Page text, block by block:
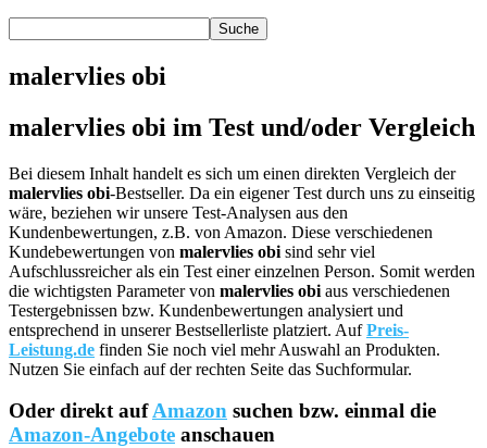
malervlies obi
malervlies obi im Test und/oder Vergleich
Bei diesem Inhalt handelt es sich um einen direkten Vergleich der
malervlies obi-Bestseller. Da ein eigener Test durch uns zu einseitig
wäre, beziehen wir unsere Test-Analysen aus den
Kundenbewertungen, z.B. von Amazon. Diese verschiedenen
Kundebewertungen von malervlies obi sind sehr viel
Aufschlussreicher als ein Test einer einzelnen Person. Somit werden
die wichtigsten Parameter von malervlies obi aus verschiedenen
Testergebnissen bzw. Kundenbewertungen analysiert und
entsprechend in unserer Bestsellerliste platziert. AufPreis-
Leistung.de finden Sie noch viel mehr Auswahl an Produkten.
Nutzen Sie einfach auf der rechten Seite das Suchformular.
Oder direkt aufAmazon suchen bzw. einmal die
Amazon-Angebote anschauen